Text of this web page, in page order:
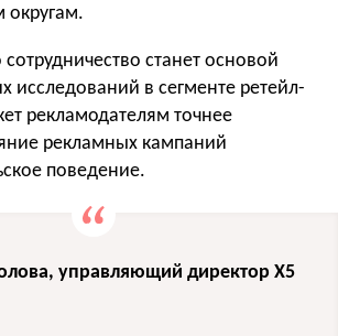
округам.
станет основой
исследований в сегменте ретейл-
рекламодателям точнее
рекламных кампаний
поведение.
управляющий директор X5